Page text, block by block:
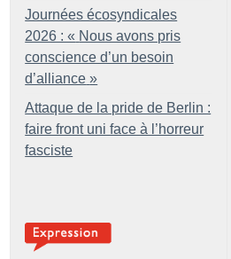
Journées écosyndicales
2026 : « Nous avons pris
conscience d’un besoin
d’alliance »
Attaque de la pride de Berlin :
faire front uni face à l’horreur
fasciste